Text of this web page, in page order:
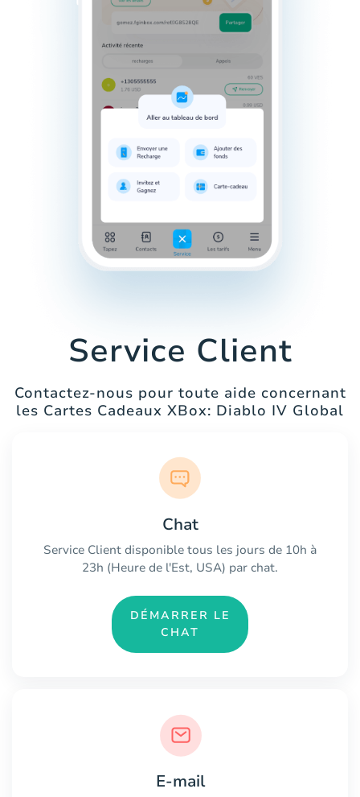
Service Client
Contactez-nous pour toute aide concernant
les Cartes Cadeaux XBox: Diablo IV Global
Chat
Service Client disponible tous les jours de 10h à
23h (Heure de l'Est, USA) par chat.
DÉMARRER LE
CHAT
E-mail